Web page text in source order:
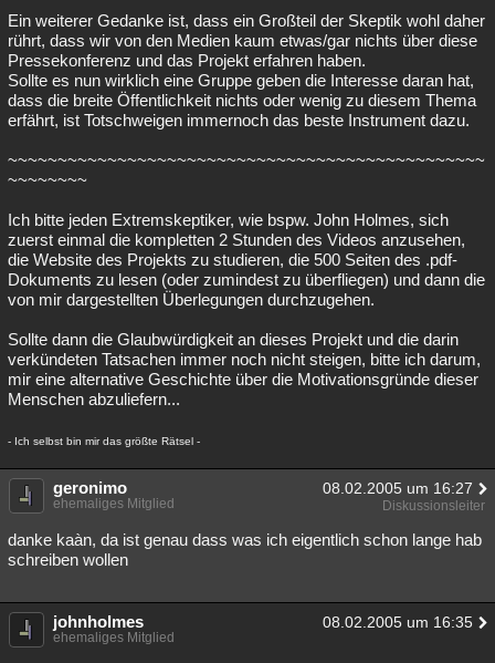
Ein weiterer Gedanke ist, dass ein Großteil der Skeptik wohl daher
rührt, dass wir von den Medien kaum etwas/gar nichts über diese
Pressekonferenz und das Projekt erfahren haben.
Sollte es nun wirklich eine Gruppe geben die Interesse daran hat,
dass die breite Öffentlichkeit nichts oder wenig zu diesem Thema
erfährt, ist Totschweigen immernoch das beste Instrument dazu.
~~~~~~~~~~~~~~~~~~~~~~~~~~~~~~~~~~~~~~~~~~~~~~~~
~~~~~~~~
Ich bitte jeden Extremskeptiker, wie bspw. John Holmes, sich
zuerst einmal die kompletten 2 Stunden des Videos anzusehen,
die Website des Projekts zu studieren, die 500 Seiten des .pdf-
Dokuments zu lesen (oder zumindest zu überfliegen) und dann die
von mir dargestellten Überlegungen durchzugehen.
Sollte dann die Glaubwürdigkeit an dieses Projekt und die darin
verkündeten Tatsachen immer noch nicht steigen, bitte ich darum,
mir eine alternative Geschichte über die Motivationsgründe dieser
Menschen abzuliefern...
- Ich selbst bin mir das größte Rätsel -
geronimo 08.02.2005 um 16:27
ehemaliges Mitglied Diskussionsleiter
danke kaàn, da ist genau dass was ich eigentlich schon lange hab
schreiben wollen
johnholmes 08.02.2005 um 16:35
ehemaliges Mitglied